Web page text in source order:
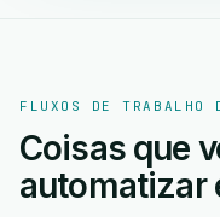
FLUXOS DE TRABALHO
Coisas que
automatizar